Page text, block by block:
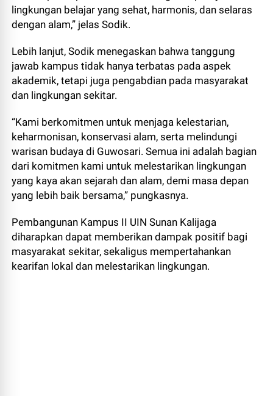
lingkungan belajar yang sehat, harmonis, dan selaras
dengan alam,” jelas Sodik.
Lebih lanjut, Sodik menegaskan bahwa tanggung
jawab kampus tidak hanya terbatas pada aspek
akademik, tetapi juga pengabdian pada masyarakat
dan lingkungan sekitar.
“Kami berkomitmen untuk menjaga kelestarian,
keharmonisan, konservasi alam, serta melindungi
warisan budaya di Guwosari. Semua ini adalah bagian
dari komitmen kami untuk melestarikan lingkungan
yang kaya akan sejarah dan alam, demi masa depan
yang lebih baik bersama,” pungkasnya.
Pembangunan Kampus II UIN Sunan Kalijaga
diharapkan dapat memberikan dampak positif bagi
masyarakat sekitar, sekaligus mempertahankan
kearifan lokal dan melestarikan lingkungan.